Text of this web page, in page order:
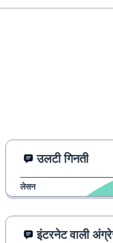
उलटी गिनती
लेसन
इंटरनेट वाली